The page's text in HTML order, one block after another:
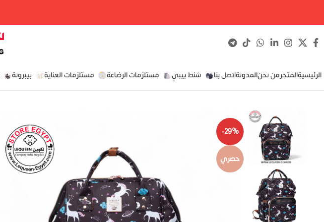
الرئيسيةالمتجرمن نحنالمدونةاتصل بنا شنط بيبي مستلزمات الرضاعة مستلزمات العناية بيبرونة
-29%
حصري